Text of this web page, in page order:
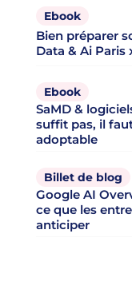
Ebook
Bien préparer
Data & Ai Paris
Ebook
SaMD &
suffit pas, il
adoptable
Billet de blog
Google AI
ce que les
anticiper